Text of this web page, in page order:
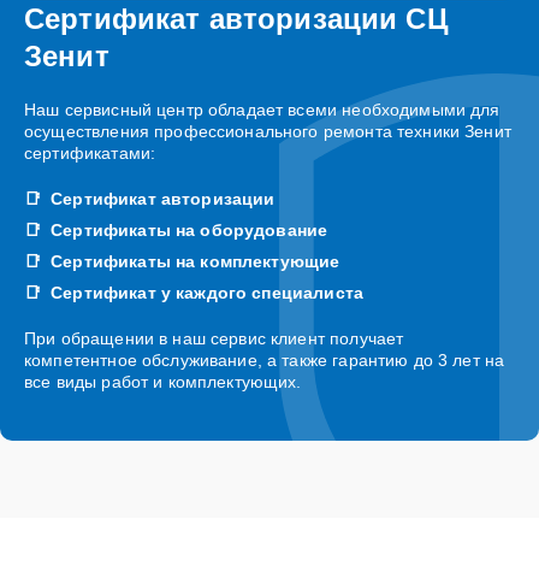
Сертификат авторизации СЦ
Зенит
Наш сервисный центр обладает всеми необходимыми для
осуществления профессионального ремонта техники Зенит
сертификатами:
Сертификат авторизации
Сертификаты на оборудование
Сертификаты на комплектующие
Сертификат у каждого специалиста
При обращении в наш сервис клиент получает
компетентное обслуживание, а также гарантию до 3 лет на
все виды работ и комплектующих.